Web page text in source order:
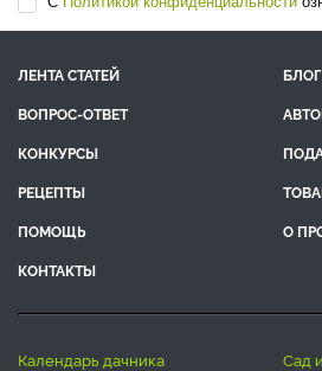
ЛЕНТА СТАТЕЙ
БЛОГ
ВОПРОС-ОТВЕТ
КОНКУРСЫ
РЕЦЕПТЫ
ПОМОЩЬ
О
КОНТАКТЫ
календарь дачника сад